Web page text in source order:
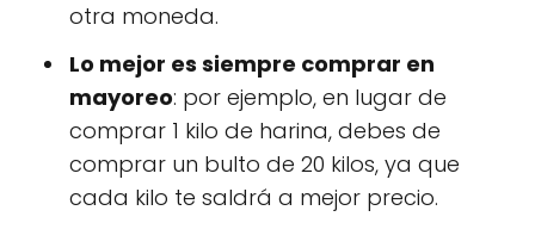
otra moneda.
Lo mejor es siempre comprar en
mayoreo: por ejemplo, en lugar de
comprar 1 kilo de harina, debes de
comprar un bulto de 20 kilos, ya que
cada kilo te saldrá a mejor precio.